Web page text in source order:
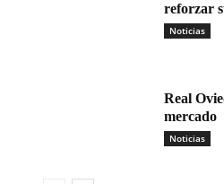
reforzar
Noticias
Real
mercado
Noticias